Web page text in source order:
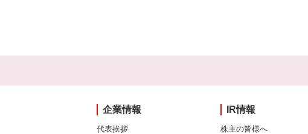
企業情報
代表挨拶
IR情報
株主の皆様へ